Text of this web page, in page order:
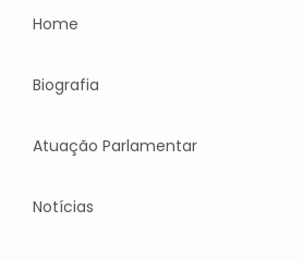
Home
Biografia
Atuação Parlamentar
Notícias